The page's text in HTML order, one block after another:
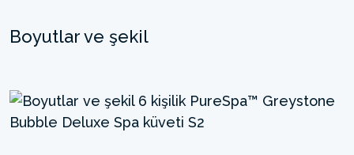
Boyutlar ve şekil